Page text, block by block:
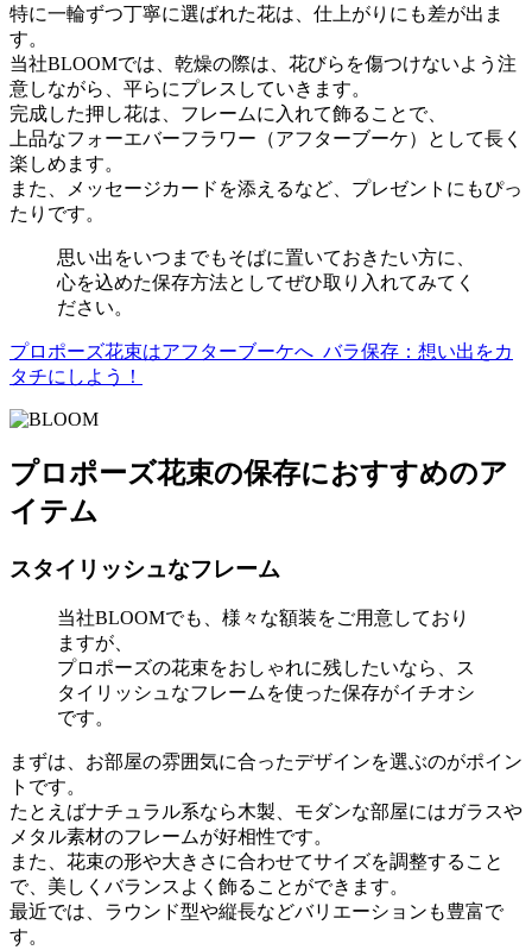
特に一輪ずつ丁寧に選ばれた花は、仕上がりにも差が出ま
す。
当社BLOOMでは、乾燥の際は、花びらを傷つけないよう注
意しながら、平らにプレスしていきます。
完成した押し花は、フレームに入れて飾ることで、
上品なフォーエバーフラワー（アフターブーケ）として長く
楽しめます。
また、メッセージカードを添えるなど、プレゼントにもぴっ
たりです。
思い出をいつまでもそばに置いておきたい方に、
心を込めた保存方法としてぜひ取り入れてみてく
ださい。
プロポーズ花束はアフターブーケへ_バラ保存：想い出をカ
タチにしよう！
プロポーズ花束の保存におすすめのア
イテム
スタイリッシュなフレーム
当社BLOOMでも、様々な額装をご用意しており
ますが、
プロポーズの花束をおしゃれに残したいなら、ス
タイリッシュなフレームを使った保存がイチオシ
です。
まずは、お部屋の雰囲気に合ったデザインを選ぶのがポイン
トです。
たとえばナチュラル系なら木製、モダンな部屋にはガラスや
メタル素材のフレームが好相性です。
また、花束の形や大きさに合わせてサイズを調整すること
で、美しくバランスよく飾ることができます。
最近では、ラウンド型や縦長などバリエーションも豊富で
す。